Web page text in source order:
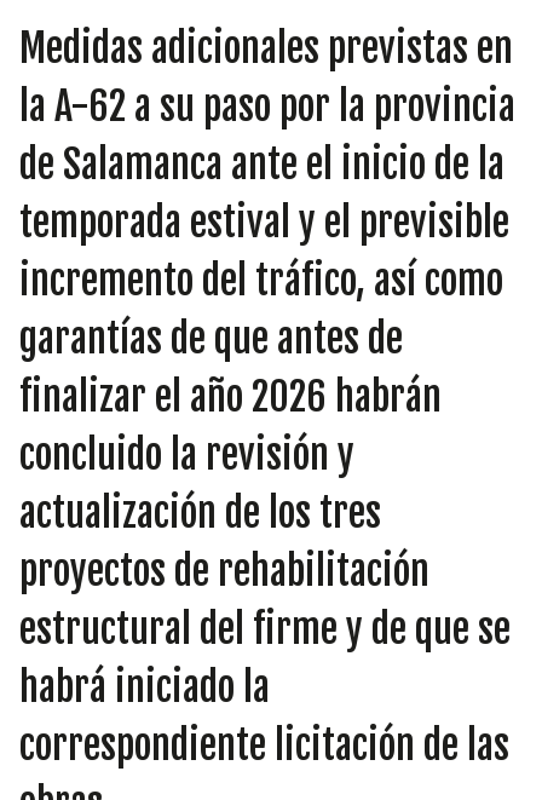
GRUPOS
INICIATIVAS
TEMÁTICAS
Medidas adicionales previstas en
la A-62 a su paso por la provincia
de Salamanca ante el inicio de la
temporada estival y el previsible
incremento del tráfico, así como
garantías de que antes de
finalizar el año 2026 habrán
concluido la revisión y
actualización de los tres
proyectos de rehabilitación
estructural del firme y de que se
habrá iniciado la
correspondiente licitación de las